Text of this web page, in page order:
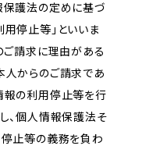
保護法の定めに基づ
停止等」といいま
ご請求に理由がある
人からのご請求であ
報の利用停止等を行
、個人情報保護法そ
停止等の義務を負わ